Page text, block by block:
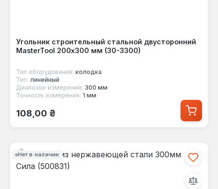
Угольник строительный стальной двусторонний
MasterTool 200х300 мм (30-3300)
Тип оборудования: колодка
Тип: линейный
Диапазон измерений: 300 мм
Точность измерения: 1 мм
Обычная цена:
108,00 ₴
Нет в наличии